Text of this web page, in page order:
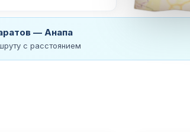
— Анапа
с расстоянием